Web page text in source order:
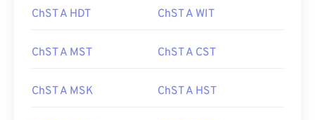
ChST A HDT ChST A WIT
ChST A MST ChST A CST
ChST A MSK ChST A HST